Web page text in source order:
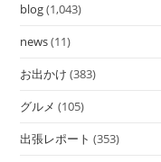
blog(1,043)
news(11)
お出かけ (383)
グルメ (105)
出張レポート (353)